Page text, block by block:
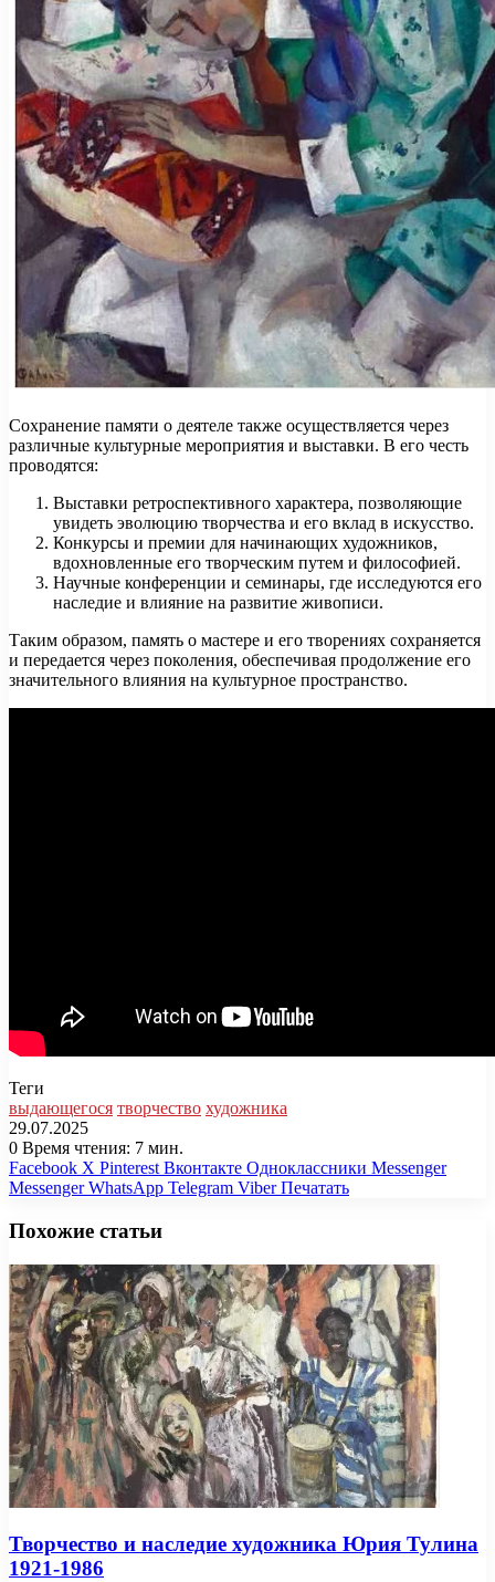
Сохранение памяти о деятеле также осуществляется через
различные культурные мероприятия и выставки. В его честь
проводятся:
Выставки ретроспективного характера, позволяющие
увидеть эволюцию творчества и его вклад в искусство.
Конкурсы и премии для начинающих художников,
вдохновленные его творческим путем и философией.
Научные конференции и семинары, где исследуются его
наследие и влияние на развитие живописи.
Таким образом, память о мастере и его творениях сохраняется
и передается через поколения, обеспечивая продолжение его
значительного влияния на культурное пространство.
Теги
выдающегося творчество художника
29.07.2025
0 Время чтения: 7 мин.
Facebook X Pinterest Вконтакте Одноклассники Messenger
Messenger WhatsApp Telegram Viber Печатать
Похожие статьи
Творчество и наследие художника Юрия Тулина
1921-1986